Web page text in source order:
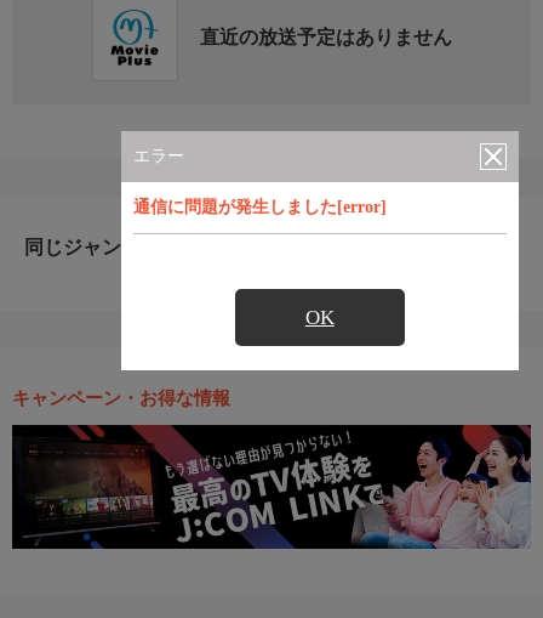
エラー
通信に問題が発生しました[error]
OK
直近の放送予定はありません
同じジャンルのおすすめ番組
キャンペーン・お得な情報